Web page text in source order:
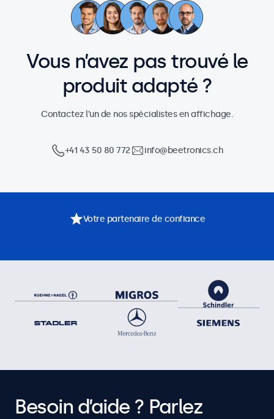
Vous n’avez pas trouvé le
produit adapté ?
Contactez l’un de nos spécialistes en affichage.
+41 43 50 80 772 info@beetronics.ch
Votre partenaire de confiance
Besoin d’aide ? Parlez